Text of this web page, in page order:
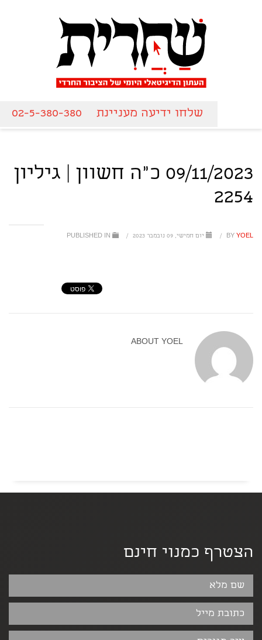
שלחו ידיעה מעניינת 02-5-380-380
09/11/2023 כ"ה חשוון | גיליון
2254
BY YOEL
/ יום חמישי, 09 נובמבר 2023 /
ABOUT YOEL
הצטרף כמנוי חינם